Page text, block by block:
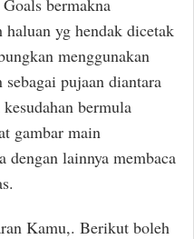
bermakna
haluan yg hendak dicetak
menggunakan
pujaan diantara
bermula
gambar main
dengan lainnya membaca
Kamu,. Berikut boleh